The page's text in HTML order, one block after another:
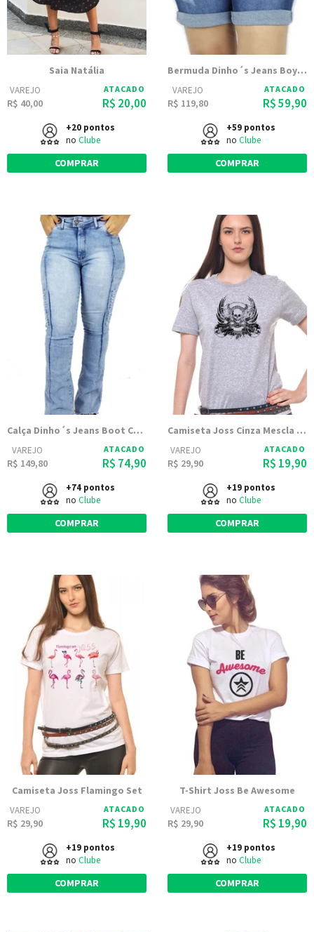
Saia Natália
VAREJO
R$ 40,00
ATACADO
R$ 20,00
+20 pontos
no Clube
COMPRAR
Bermuda Dinho´s Jeans Boy Adele
VAREJO
R$ 119,80
ATACADO
R$ 59,90
+59 pontos
no Clube
COMPRAR
Calça Dinho´s Jeans Boot Cut Skay
VAREJO
R$ 149,80
ATACADO
R$ 74,90
+74 pontos
no Clube
COMPRAR
Camiseta Joss Cinza Mescla Estampada Caveira Rock
VAREJO
R$ 29,90
ATACADO
R$ 19,90
+19 pontos
no Clube
COMPRAR
Camiseta Joss Flamingo Set
VAREJO
R$ 29,90
ATACADO
R$ 19,90
+19 pontos
no Clube
COMPRAR
T-Shirt Joss Be Awesome
VAREJO
R$ 29,90
ATACADO
R$ 19,90
+19 pontos
no Clube
COMPRAR